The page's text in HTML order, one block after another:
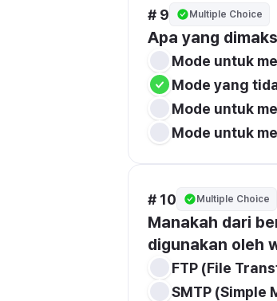
# 9 Multiple Choice
Apa yang
Mode untuk
Mode yang
Mode untuk
Mode untuk
# 10 Multiple Choice
Manakah dari
digunakan oleh
FTP (File
SMTP (Simple